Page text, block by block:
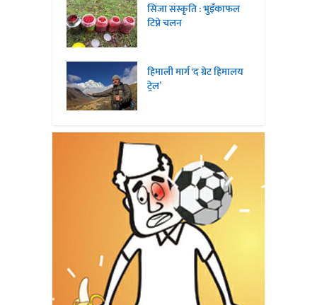
सिंजा संस्कृति : भुइँकाफल
टिप्ने चलन
हिमाली मार्ग ‘द ग्रेट हिमालय
ट्रेल’